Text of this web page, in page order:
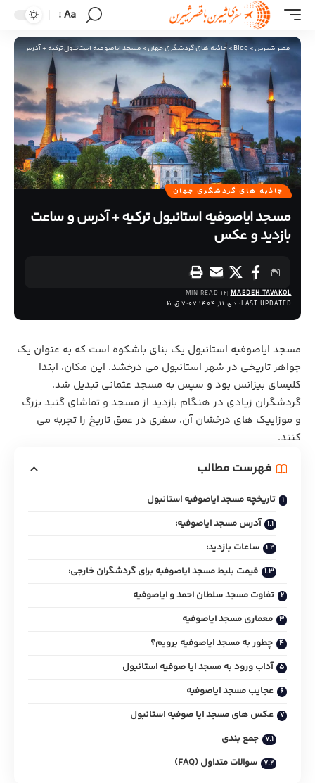
Aa
قصر شیرین>
Blog
>جاذبه های گردشگری جهان>مسجد ایاصوفیه استانبول ترکیه + آدرس و
جاذبه های گردشگری جهان
مسجد ایاصوفیه استانبول ترکیه + آدرس و ساعت
بازدید و عکس
LAST UPDATED: دی 11, 1404 7:07 ق.ظ
MAEDEH TAVAKOL
12 MIN READ
مسجد ایاصوفیه استانبول یک بنای باشکوه است که به عنوان یک
جواهر تاریخی در شهر استانبول می درخشد. این مکان، ابتدا
کلیسای بیزانس بود و سپس به مسجد عثمانی تبدیل شد.
گردشگران زیادی در هنگام بازدید از مسجد و تماشای گنبد بزرگ
و موزاییک‌ های درخشان آن، سفری در عمق تاریخ را تجربه می
کنند.
فهرست مطالب
تاریخچه مسجد ایاصوفیه استانبول
آدرس مسجد ایاصوفیه:
ساعات بازدید:
قیمت بلیط مسجد ایاصوفیه برای گردشگران خارجی:
تفاوت مسجد سلطان احمد و ایاصوفیه
معماری مسجد ایاصوفیه
چطور به مسجد ایاصوفیه برویم؟
آداب ورود به مسجد ایا صوفیه استانبول
عجایب مسجد ایاصوفیه
عکس های مسجد ایا صوفیه استانبول
جمع بندی
سوالات متداول (FAQ)